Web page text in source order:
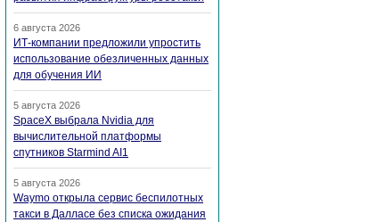
6 августа 2026
ИТ-компании предложили упростить
использование обезличенных данных
для обучения ИИ
5 августа 2026
SpaceX выбрала Nvidia для
вычислительной платформы
спутников Starmind AI1
5 августа 2026
Waymo открыла сервис беспилотных
такси в Далласе без списка ожидания